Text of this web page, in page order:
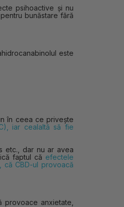
psihoactive și nu
bunăstare fără
este
în ceea ce privește
iar cealaltă să fie
etc., dar nu ar avea
faptul că efectele
că CBD-ul provoacă
anxietate,